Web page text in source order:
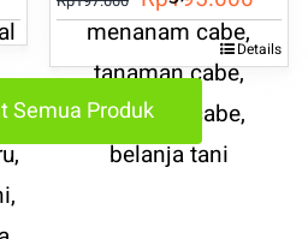
aslinya
adalah:
Rp197.000.
saat
Details
Semua Produk